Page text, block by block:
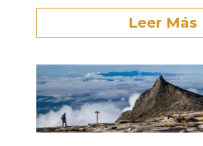
Leer Más